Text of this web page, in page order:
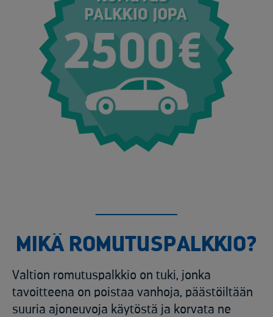
MIKÄ ROMUTUSPALKKIO?
Valtion romutuspalkkio on tuki, jonka
tavoitteena on poistaa vanhoja, päästöiltään
suuria ajoneuvoja käytöstä ja korvata ne